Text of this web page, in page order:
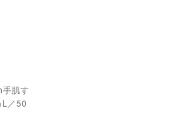
肌す
／50